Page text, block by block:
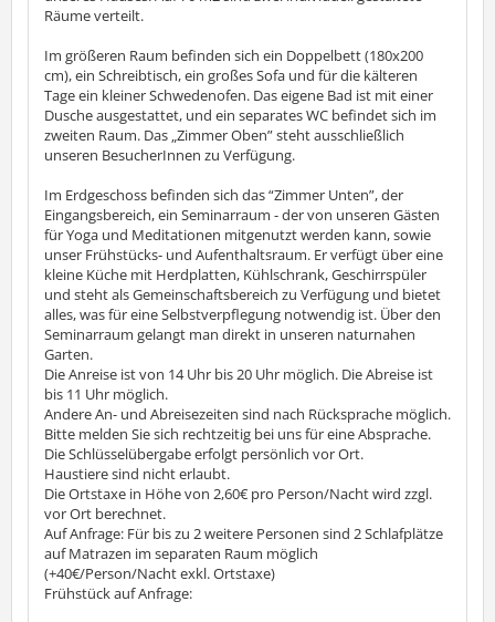
Räume verteilt.
Im größeren Raum befinden sich ein Doppelbett (180x200
cm), ein Schreibtisch, ein großes Sofa und für die kälteren
Tage ein kleiner Schwedenofen. Das eigene Bad ist mit einer
Dusche ausgestattet, und ein separates WC befindet sich im
zweiten Raum. Das „Zimmer Oben” steht ausschließlich
unseren BesucherInnen zu Verfügung.
Im Erdgeschoss befinden sich das “Zimmer Unten”, der
Eingangsbereich, ein Seminarraum - der von unseren Gästen
für Yoga und Meditationen mitgenutzt werden kann, sowie
unser Frühstücks- und Aufenthaltsraum. Er verfügt über eine
kleine Küche mit Herdplatten, Kühlschrank, Geschirrspüler
und steht als Gemeinschaftsbereich zu Verfügung und bietet
alles, was für eine Selbstverpflegung notwendig ist. Über den
Seminarraum gelangt man direkt in unseren naturnahen
Garten.
Die Anreise ist von 14 Uhr bis 20 Uhr möglich. Die Abreise ist
bis 11 Uhr möglich.
Andere An- und Abreisezeiten sind nach Rücksprache möglich.
Bitte melden Sie sich rechtzeitig bei uns für eine Absprache.
Die Schlüsselübergabe erfolgt persönlich vor Ort.
Haustiere sind nicht erlaubt.
Die Ortstaxe in Höhe von 2,60€ pro Person/Nacht wird zzgl.
vor Ort berechnet.
Auf Anfrage: Für bis zu 2 weitere Personen sind 2 Schlafplätze
auf Matrazen im separaten Raum möglich
(+40€/Person/Nacht exkl. Ortstaxe)
Frühstück auf Anfrage: